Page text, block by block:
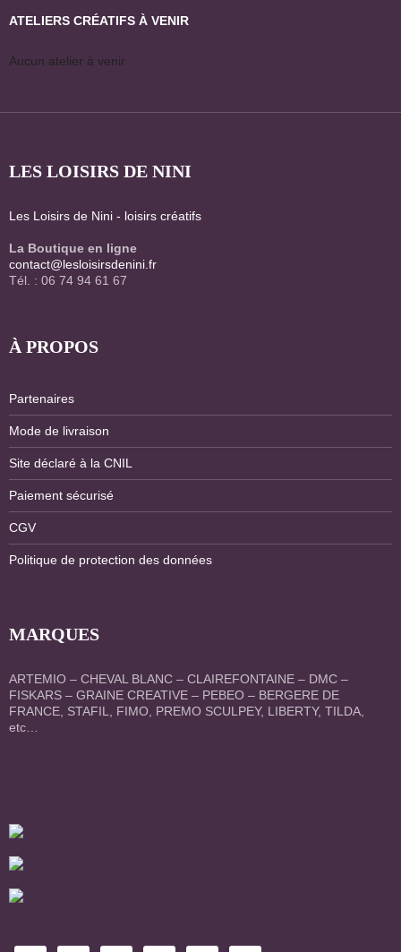
ATELIERS CRÉATIFS À VENIR
Aucun atelier à venir
LES LOISIRS DE NINI
Les Loisirs de Nini - loisirs créatifs
La Boutique en ligne
contact@lesloisirsdenini.fr
Tél. : 06 74 94 61 67
À PROPOS
Partenaires
Mode de livraison
Site déclaré à la CNIL
Paiement sécurisé
CGV
Politique de protection des données
MARQUES
ARTEMIO – CHEVAL BLANC – CLAIREFONTAINE – DMC –
FISKARS – GRAINE CREATIVE – PEBEO – BERGERE DE
FRANCE, STAFIL, FIMO, PREMO SCULPEY, LIBERTY, TILDA,
etc…